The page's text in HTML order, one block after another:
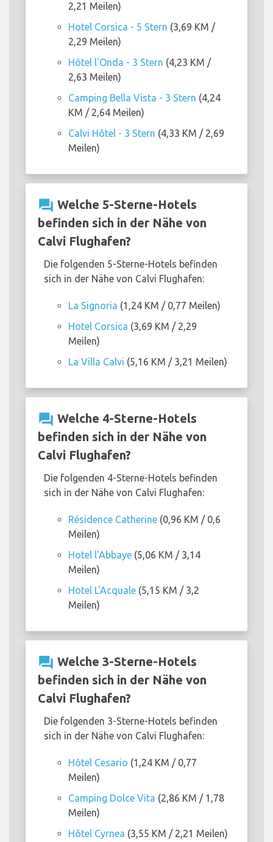
2,21 Meilen)
Hotel Corsica - 5 Stern (3,69 KM /
2,29 Meilen)
Hôtel l'Onda - 3 Stern (4,23 KM /
2,63 Meilen)
Camping Bella Vista - 3 Stern (4,24
KM / 2,64 Meilen)
Calvi Hôtel - 3 Stern (4,33 KM / 2,69
Meilen)
question_answer Welche 5-Sterne-Hotels
befinden sich in der Nähe von
Calvi Flughafen?
Die folgenden 5-Sterne-Hotels befinden
sich in der Nähe von Calvi Flughafen:
La Signoria (1,24 KM / 0,77 Meilen)
Hotel Corsica (3,69 KM / 2,29
Meilen)
La Villa Calvi (5,16 KM / 3,21 Meilen)
question_answer Welche 4-Sterne-Hotels
befinden sich in der Nähe von
Calvi Flughafen?
Die folgenden 4-Sterne-Hotels befinden
sich in der Nähe von Calvi Flughafen:
Résidence Catherine (0,96 KM / 0,6
Meilen)
Hotel l'Abbaye (5,06 KM / 3,14
Meilen)
Hotel L'Acquale (5,15 KM / 3,2
Meilen)
question_answer Welche 3-Sterne-Hotels
befinden sich in der Nähe von
Calvi Flughafen?
Die folgenden 3-Sterne-Hotels befinden
sich in der Nähe von Calvi Flughafen:
Hôtel Cesario (1,24 KM / 0,77
Meilen)
Camping Dolce Vita (2,86 KM / 1,78
Meilen)
Hôtel Cyrnea (3,55 KM / 2,21 Meilen)